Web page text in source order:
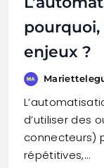
pourquoi,
enjeux ?
d’utiliser des
connecteurs)
répétitives,…